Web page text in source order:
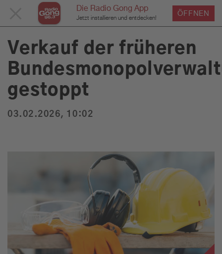
Die Radio Gong App
Jetzt installieren und entdecken!
ÖFFNEN
SCHLIESSEN
Service
Programm
Du bist hier: Home Service News News Detailseite
Verkauf der früheren
gestoppt
03.02.2026, 10:02